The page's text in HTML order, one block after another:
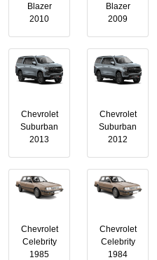
Blazer
2009
Blazer
2010
Chevrolet
Suburban
2012
Chevrolet
Suburban
2013
Chevrolet
Celebrity
1984
Chevrolet
Celebrity
1985